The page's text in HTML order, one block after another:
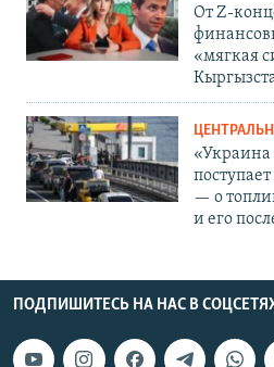
От Z-
«мягкая
— о
и его
ПОДПИШИТЕСЬ НА НАС В